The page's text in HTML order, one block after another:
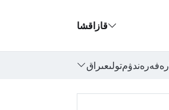
قازاقشا
رەفەرەندۋمتولىعىراق